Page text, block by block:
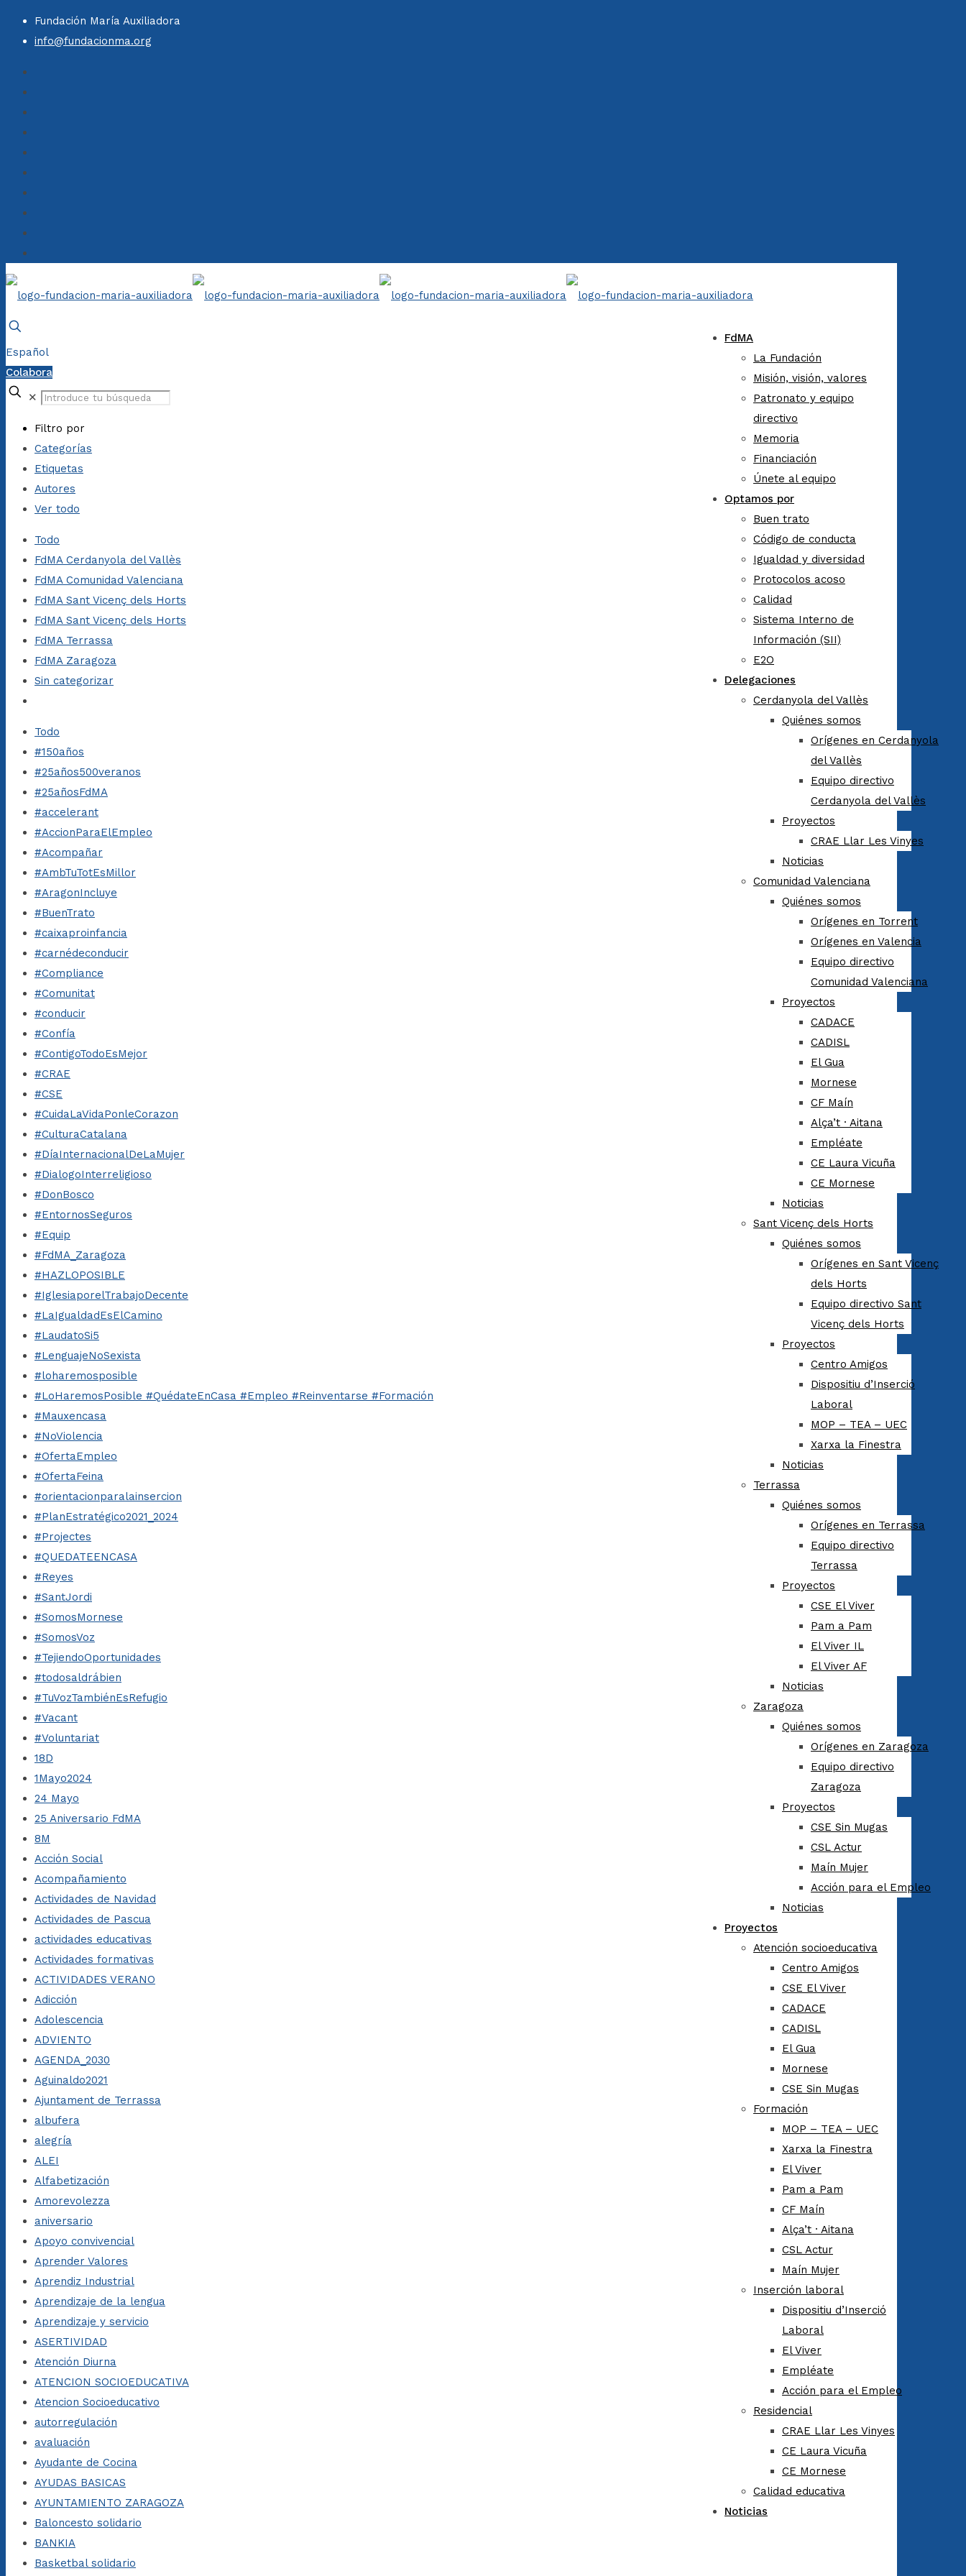
Fundación María Auxiliadora
info@fundacionma.org
FdMA
La Fundación
Misión, visión, valores
Patronato y equipo
directivo
Memoria
Financiación
Únete al equipo
Optamos por
Buen trato
Código de conducta
Igualdad y diversidad
Protocolos acoso
Calidad
Sistema Interno de
Información (SII)
E2O
Delegaciones
Cerdanyola del Vallès
Quiénes somos
Orígenes en Cerdanyola
del Vallès
Equipo directivo
Cerdanyola del Vallès
Proyectos
CRAE Llar Les Vinyes
Noticias
Comunidad Valenciana
Quiénes somos
Orígenes en Torrent
Orígenes en Valencia
Equipo directivo
Comunidad Valenciana
Proyectos
CADACE
CADISL
El Gua
Mornese
CF Maín
Alça’t · Aitana
Empléate
CE Laura Vicuña
CE Mornese
Noticias
Sant Vicenç dels Horts
Quiénes somos
Orígenes en Sant Vicenç
dels Horts
Equipo directivo Sant
Vicenç dels Horts
Proyectos
Centro Amigos
Dispositiu d’Inserció
Laboral
MOP – TEA – UEC
Xarxa la Finestra
Noticias
Terrassa
Quiénes somos
Orígenes en Terrassa
Equipo directivo
Terrassa
Proyectos
CSE El Viver
Pam a Pam
El Viver IL
El Viver AF
Noticias
Zaragoza
Quiénes somos
Orígenes en Zaragoza
Equipo directivo
Zaragoza
Proyectos
CSE Sin Mugas
CSL Actur
Maín Mujer
Acción para el Empleo
Noticias
Proyectos
Atención socioeducativa
Centro Amigos
CSE El Viver
CADACE
CADISL
El Gua
Mornese
CSE Sin Mugas
Formación
MOP – TEA – UEC
Xarxa la Finestra
El Viver
Pam a Pam
CF Maín
Alça’t · Aitana
CSL Actur
Maín Mujer
Inserción laboral
Dispositiu d’Inserció
Laboral
El Viver
Empléate
Acción para el Empleo
Residencial
CRAE Llar Les Vinyes
CE Laura Vicuña
CE Mornese
Calidad educativa
Noticias
Español
Colabora
✕
Filtro por
Categorías
Etiquetas
Autores
Ver todo
Todo
FdMA Cerdanyola del Vallès
FdMA Comunidad Valenciana
FdMA Sant Vicenç dels Horts
FdMA Sant Vicenç dels Horts
FdMA Terrassa
FdMA Zaragoza
Sin categorizar
Todo
#150años
#25años500veranos
#25añosFdMA
#accelerant
#AccionParaElEmpleo
#Acompañar
#AmbTuTotEsMillor
#AragonIncluye
#BuenTrato
#caixaproinfancia
#carnédeconducir
#Compliance
#Comunitat
#conducir
#Confía
#ContigoTodoEsMejor
#CRAE
#CSE
#CuidaLaVidaPonleCorazon
#CulturaCatalana
#DíaInternacionalDeLaMujer
#DialogoInterreligioso
#DonBosco
#EntornosSeguros
#Equip
#FdMA_Zaragoza
#HAZLOPOSIBLE
#IglesiaporelTrabajoDecente
#LaIgualdadEsElCamino
#LaudatoSi5
#LenguajeNoSexista
#loharemosposible
#LoHaremosPosible #QuédateEnCasa #Empleo #Reinventarse #Formación
#Mauxencasa
#NoViolencia
#OfertaEmpleo
#OfertaFeina
#orientacionparalainsercion
#PlanEstratégico2021_2024
#Projectes
#QUEDATEENCASA
#Reyes
#SantJordi
#SomosMornese
#SomosVoz
#TejiendoOportunidades
#todosaldrábien
#TuVozTambiénEsRefugio
#Vacant
#Voluntariat
18D
1Mayo2024
24 Mayo
25 Aniversario FdMA
8M
Acción Social
Acompañamiento
Actividades de Navidad
Actividades de Pascua
actividades educativas
Actividades formativas
ACTIVIDADES VERANO
Adicción
Adolescencia
ADVIENTO
AGENDA_2030
Aguinaldo2021
Ajuntament de Terrassa
albufera
alegría
ALEI
Alfabetización
Amorevolezza
aniversario
Apoyo convivencial
Aprender Valores
Aprendiz Industrial
Aprendizaje de la lengua
Aprendizaje y servicio
ASERTIVIDAD
Atención Diurna
ATENCION SOCIOEDUCATIVA
Atencion Socioeducativo
autorregulación
avaluación
Ayudante de Cocina
AYUDAS BASICAS
AYUNTAMIENTO ZARAGOZA
Baloncesto solidario
BANKIA
Basketbal solidario